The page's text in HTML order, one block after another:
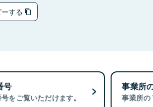
する
号
をご覧いただけます。
事業所
事業所の